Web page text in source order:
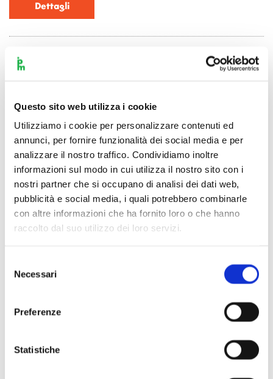
Questo sito web utilizza i cookie
Utilizziamo i cookie per personalizzare contenuti ed
annunci, per fornire funzionalità dei social media e per
analizzare il nostro traffico. Condividiamo inoltre
informazioni sul modo in cui utilizza il nostro sito con i
nostri partner che si occupano di analisi dei dati web,
pubblicità e social media, i quali potrebbero combinarle
con altre informazioni che ha fornito loro o che hanno
raccolto dal suo utilizzo dei loro servizi.
delNecessari
Preferenze
Statistiche
Dettagli
Incontro con il pubblico
Connessioni dal Teatro Dal Verme. Pianismi
10 febbraio 2022
Dettagli